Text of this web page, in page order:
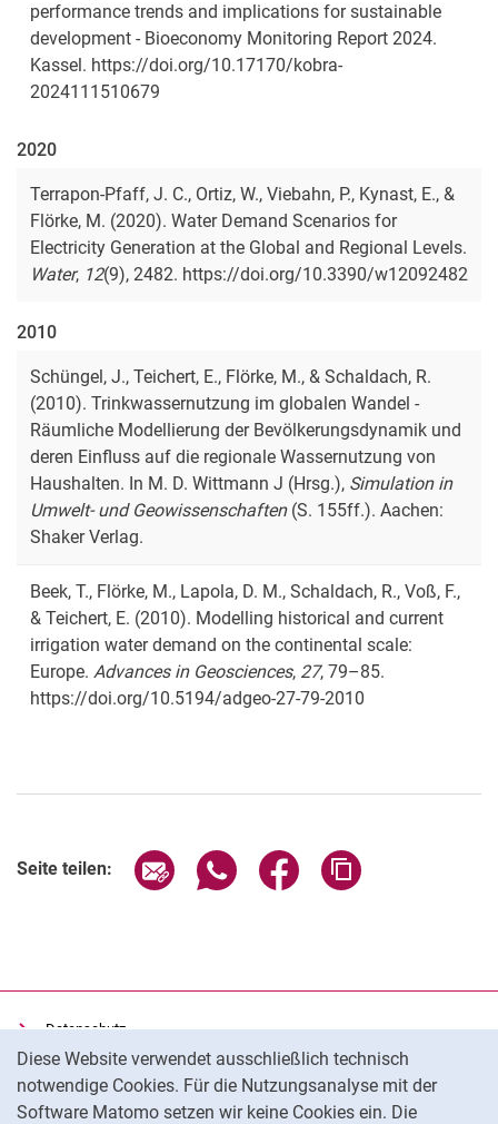
Diese Website verwendet ausschließlich technisch
notwendige Cookies. Für die Nutzungsanalyse mit der
Software Matomo setzen wir keine Cookies ein. Die
performance trends and implications for sustainable
development - Bioeconomy Monitoring Report 2024.
Kassel. https://doi.org/10.17170/kobra-
2024111510679
2020
Terrapon-Pfaff, J. C., Ortiz, W., Viebahn, P., Kynast, E., &
Flörke, M. (2020). Water Demand Scenarios for
Electricity Generation at the Global and Regional Levels.
Water, 12(9), 2482. https://doi.org/10.3390/w12092482
2010
Schüngel, J., Teichert, E., Flörke, M., & Schaldach, R.
(2010). Trinkwassernutzung im globalen Wandel -
Räumliche Modellierung der Bevölkerungsdynamik und
deren Einfluss auf die regionale Wassernutzung von
Haushalten. In M. D. Wittmann J (Hrsg.), Simulation in
Umwelt- und Geowissenschaften(S. 155ff.). Aachen:
Shaker Verlag.
Beek, T., Flörke, M., Lapola, D. M., Schaldach, R., Voß, F.,
& Teichert, E. (2010). Modelling historical and current
irrigation water demand on the continental scale:
Europe. Advances in Geosciences, 27, 79–85.
https://doi.org/10.5194/adgeo-27-79-2010
Seite teilen: Seite über E-Mail teilen
Seite über WhatsApp teilen
Seite über Facebook
Datenschutz
Barrierefreiheit
Transparenter KI-Einsatz
Impressum